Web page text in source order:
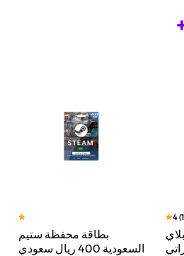
بطاقة محفظة ستيم
السعودية 400 ريال سعودي
4(